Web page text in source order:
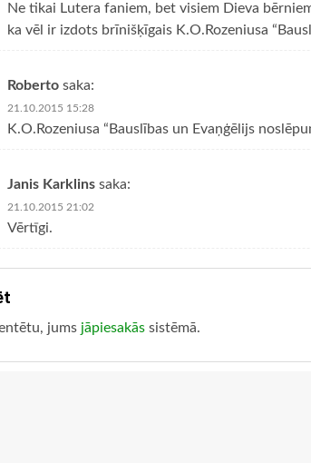
Ne tikai Lutera faniem, bet visiem Dieva
ka vēl ir izdots brīnišķīgais K.O.Rozeniusa
Roberto saka:
21.10.2015 15:28
K.O.Rozeniusa “Bauslības un Evaņģēlijs
Janis Karklins saka:
21.10.2015 21:02
Vērtīgi.
jums jāpiesakās sistēmā.